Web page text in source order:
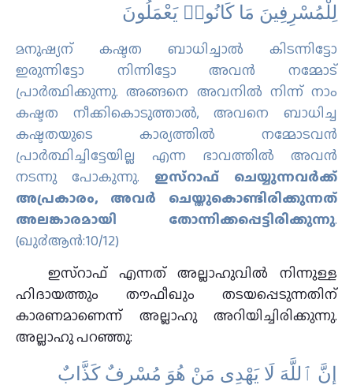
لِلْمُسْرِفِينَ مَا كَانُوا۟ يَعْمَلُونَ ‎
മനുഷ്യന് കഷ്ടത ബാധിച്ചാല്‍ കിടന്നിട്ടോ
ഇരുന്നിട്ടോ നിന്നിട്ടോ അവന്‍ നമ്മോട്
പ്രാര്‍ത്ഥിക്കുന്നു. അങ്ങനെ അവനില്‍ നിന്ന് നാം
കഷ്ടത നീക്കികൊടുത്താല്‍, അവനെ ബാധിച്ച
കഷ്ടതയുടെ കാര്യത്തില്‍ നമ്മോടവന്‍
പ്രാര്‍ത്ഥിച്ചിട്ടേയില്ല എന്ന ഭാവത്തില്‍ അവന്‍
നടന്നു പോകുന്നു. ഇസ്റാഫ് ചെയ്യുന്നവര്‍ക്ക്
അപ്രകാരം, അവര്‍ ചെയ്തുകൊണ്ടിരിക്കുന്നത്
അലങ്കാരമായി തോന്നിക്കപ്പെട്ടിരിക്കുന്നു.
(ഖു൪ആന്‍:10/12)
ഇസ്റാഫ് എന്നത് അല്ലാഹുവിൽ നിന്നുള്ള
ഹിദായത്തും തൗഫീഖും തടയപ്പെടുന്നതിന്
കാരണമാണെന്ന് അല്ലാഹു അറിയിച്ചിരിക്കുന്നു.
അല്ലാഹു പറഞ്ഞു:
إِنَّ ٱللَّهَ لَا يَهْدِى مَنْ هُوَ مُسْرِفٌ كَذَّابٌ